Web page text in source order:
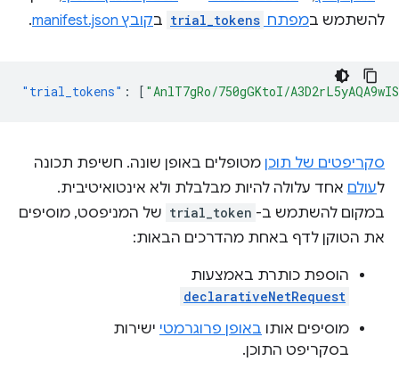
להשתמש במפתח trial_tokens בקובץ manifest.json .
"trial_tokens" : [ "AnlT7gRo/750gGKtoI/
סקריפטים של תוכן מטופלים באופן שונה. חשיפת תכונה
לעולם אחד עלולה להיות מבלבלת ולא אינטואיטיבית.
במקום להשתמש ב- trial_token של המניפסט, מוסיפים
את הטוקן לדף באחת מהדרכים הבאות:
הוספת כותרת באמצעות
declarativeNetRequest
מוסיפים אותו באופן פרוגרמטי ישירות
בסקריפט התוכן.